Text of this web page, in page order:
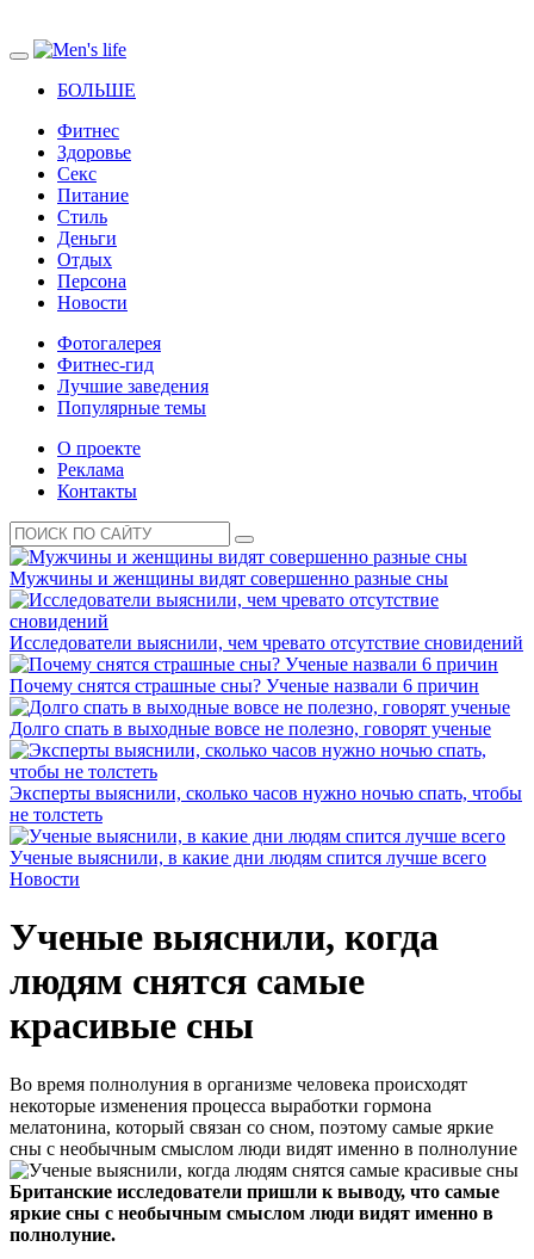
БОЛЬШЕ
Фитнес
Здоровье
Секс
Питание
Стиль
Деньги
Отдых
Персона
Новости
Фотогалерея
Фитнес-гид
Лучшие заведения
Популярные темы
О проекте
Реклама
Контакты
Мужчины и женщины видят совершенно разные сны
Исследователи выяснили, чем чревато отсутствие сновидений
Почему снятся страшные сны? Ученые назвали 6 причин
Долго спать в выходные вовсе не полезно, говорят ученые
Эксперты выяснили, сколько часов нужно ночью спать, чтобы
не толстеть
Ученые выяснили, в какие дни людям спится лучше всего
Новости
Ученые выяснили, когда
людям снятся самые
красивые сны
Во время полнолуния в организме человека происходят
некоторые изменения процесса выработки гормона
мелатонина, который связан со сном, поэтому самые яркие
сны с необычным смыслом люди видят именно в полнолуние
Британские исследователи пришли к выводу, что самые
яркие сны с необычным смыслом люди видят именно в
полнолуние.